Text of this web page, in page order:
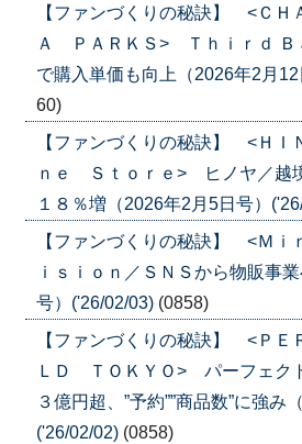
【ファンづくりの秘訣】 <Ｃ
Ａ ＰＡＲＫＳ> Ｔｈｉｒｄ Ｂ
で購入単価も向上（2026年2月
60)
【ファンづくりの秘訣】 <ＨＩ
ｎｅ Ｓｔｏｒｅ> ヒノヤ／越
１８％増（2026年2月5日号）
【ファンづくりの秘訣】 <Ｍ
ｉｓｉｏｎ／ＳＮＳから物販事
号）('26/02/03) (0858)
【ファンづくりの秘訣】 <Ｐ
ＬＤ ＴＯＫＹＯ> パーフェク
３億円超、”予約””商品数”に強み
('26/02/02) (0858)